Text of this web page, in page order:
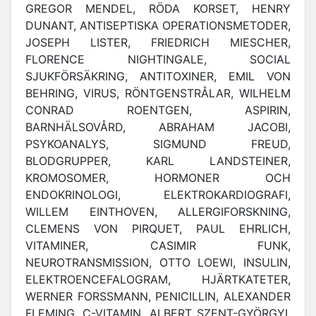
GREGOR MENDEL, RÖDA KORSET, HENRY
DUNANT, ANTISEPTISKA OPERATIONSMETODER,
JOSEPH LISTER, FRIEDRICH MIESCHER,
FLORENCE NIGHTINGALE, SOCIAL
SJUKFÖRSÄKRING, ANTITOXINER, EMIL VON
BEHRING, VIRUS, RÖNTGENSTRÅLAR, WILHELM
CONRAD ROENTGEN, ASPIRIN,
BARNHÄLSOVÅRD, ABRAHAM JACOBI,
PSYKOANALYS, SIGMUND FREUD,
BLODGRUPPER, KARL LANDSTEINER,
KROMOSOMER, HORMONER OCH
ENDOKRINOLOGI, ELEKTROKARDIOGRAFI,
WILLEM EINTHOVEN, ALLERGIFORSKNING,
CLEMENS VON PIRQUET, PAUL EHRLICH,
VITAMINER, CASIMIR FUNK,
NEUROTRANSMISSION, OTTO LOEWI, INSULIN,
ELEKTROENCEFALOGRAM, HJÄRTKATETER,
WERNER FORSSMANN, PENICILLIN, ALEXANDER
FLEMING, C-VITAMIN, ALBERT SZENT-GYÖRGYI,